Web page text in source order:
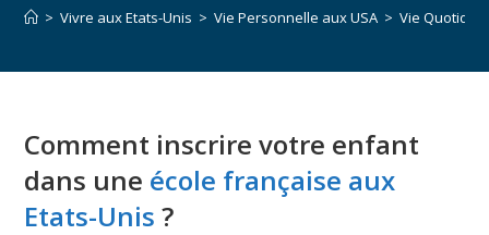
> Vivre aux Etats-Unis > Vie Personnelle aux USA > Vie
Comment inscrire votre enfant
dans une école française aux
Etats-Unis ?